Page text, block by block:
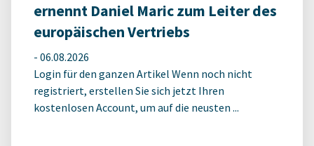
ernennt Daniel Maric zum Leiter des
europäischen Vertriebs
- 06.08.2026
Login für den ganzen Artikel Wenn noch nicht
registriert, erstellen Sie sich jetzt Ihren
kostenlosen Account, um auf die neusten ...